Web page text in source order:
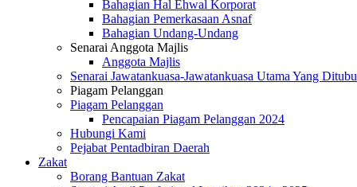
Bahagian Hal Ehwal Korporat
Bahagian Pemerkasaan Asnaf
Bahagian Undang-Undang
Senarai Anggota Majlis
Anggota Majlis
Senarai Jawatankuasa-Jawatankuasa Utama Yang
Piagam Pelanggan
Piagam Pelanggan
Pencapaian Piagam Pelanggan 2024
Hubungi Kami
Pejabat Pentadbiran Daerah
Zakat
Borang Bantuan Zakat